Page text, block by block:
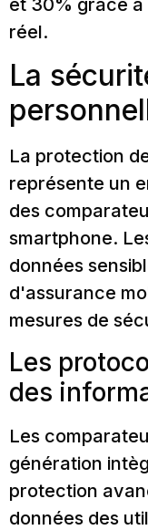
et 30% grâce
réel.
La
La protection
représente un
des
smartphone.
données
d'assurance
mesures de
Les
des
Les
génération
protection
données des